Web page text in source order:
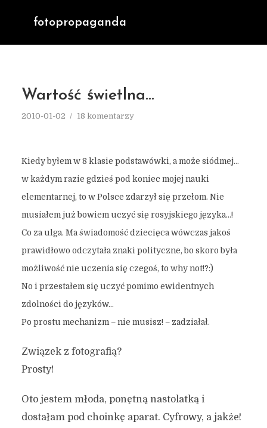
fotopropaganda
Wartość świetlna…
2010-01-02 18 komentarzy
Kiedy byłem w 8 klasie podstawówki, a może siódmej…
w każdym razie gdzieś pod koniec mojej nauki
elementarnej, to w Polsce zdarzył się przełom. Nie
musiałem już bowiem uczyć się rosyjskiego języka…!
Co za ulga. Ma świadomość dziecięca wówczas jakoś
prawidłowo odczytała znaki polityczne, bo skoro była
możliwość nie uczenia się czegoś, to why not!?:)
No i przestałem się uczyć pomimo ewidentnych
zdolności do języków…
Po prostu mechanizm – nie musisz! – zadziałał.
Związek z fotografią?
Prosty!
Oto jestem młoda, ponętną nastolatką i
dostałam pod choinkę aparat. Cyfrowy, a jakże!